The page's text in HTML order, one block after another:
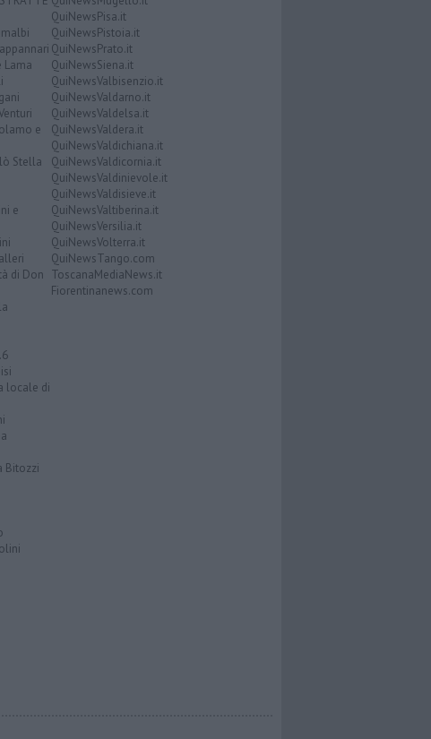
Lama
e
Stella
e
di Don
locale di
Bitozzi
QuiNewsPisa.it
QuiNewsPistoia.it
QuiNewsPrato.it
QuiNewsSiena.it
QuiNewsValbisenzio.it
QuiNewsValdarno.it
QuiNewsValdelsa.it
QuiNewsValdera.it
QuiNewsValdichiana.it
QuiNewsValdicornia.it
QuiNewsValdinievole.it
QuiNewsValdisieve.it
QuiNewsValtiberina.it
QuiNewsVersilia.it
QuiNewsVolterra.it
QuiNewsTango.com
ToscanaMediaNews.it
Fiorentinanews.com